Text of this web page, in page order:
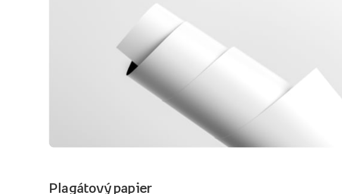
Plagátový papier